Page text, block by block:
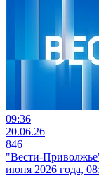
09:36
20.06.26
846
"Вести-
июня 2026 года,